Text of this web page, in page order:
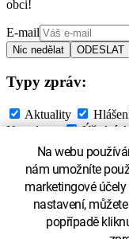
Na webu
nám umožníte
marketingové
nastavení,
popřípadě
obci!
E-mail
Typy zpráv:
Aktuality
Newsletter
Úřední
Souhlasím se